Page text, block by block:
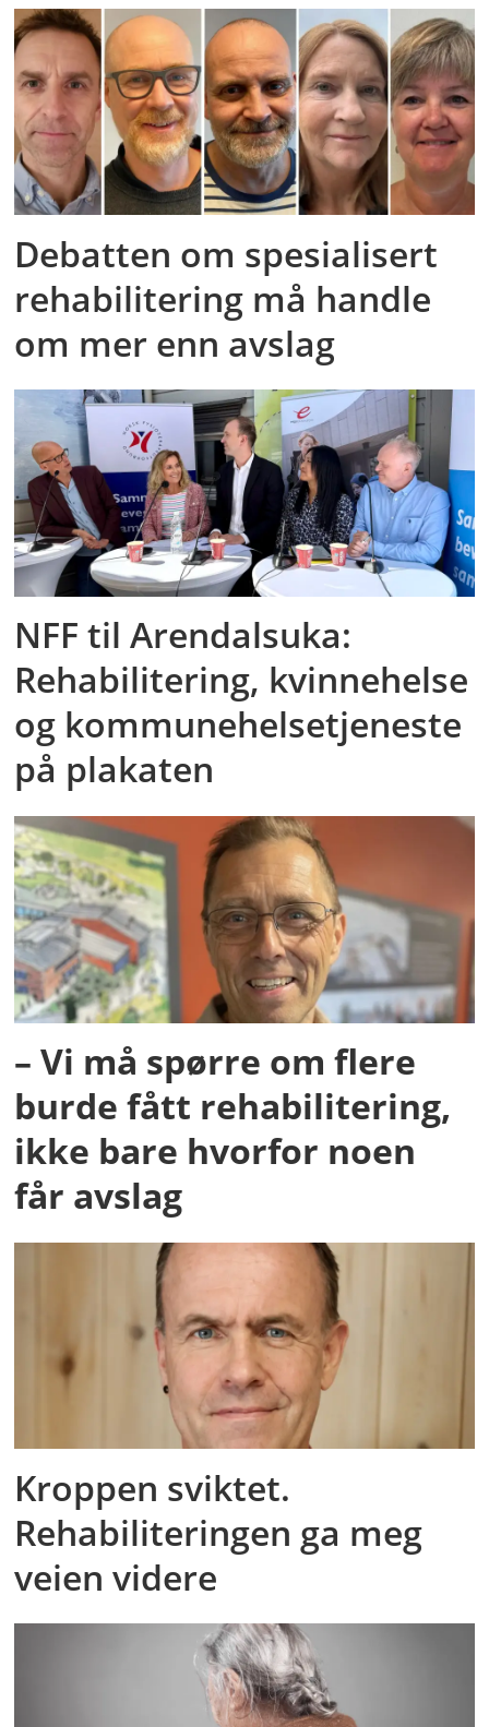
Debatten om spesialisert
rehabilitering må handle
om mer enn avslag
NFF til Arendalsuka:
Rehabilitering, kvinnehelse
og kommunehelsetjeneste
på plakaten
– Vi må spørre om flere
burde fått rehabilitering,
ikke bare hvorfor noen
får avslag
Kroppen sviktet.
Rehabiliteringen ga meg
veien videre